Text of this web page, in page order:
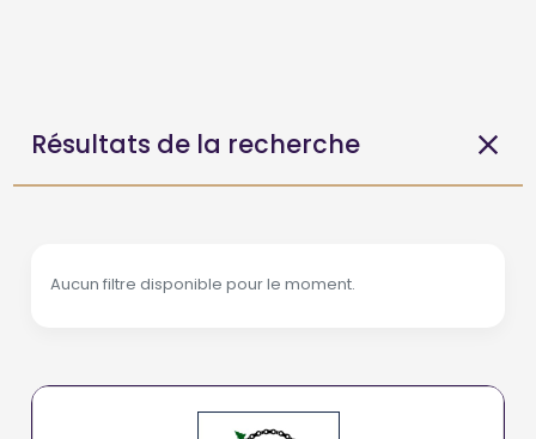
Résultats de la recherche
Aucun filtre disponible pour le moment.